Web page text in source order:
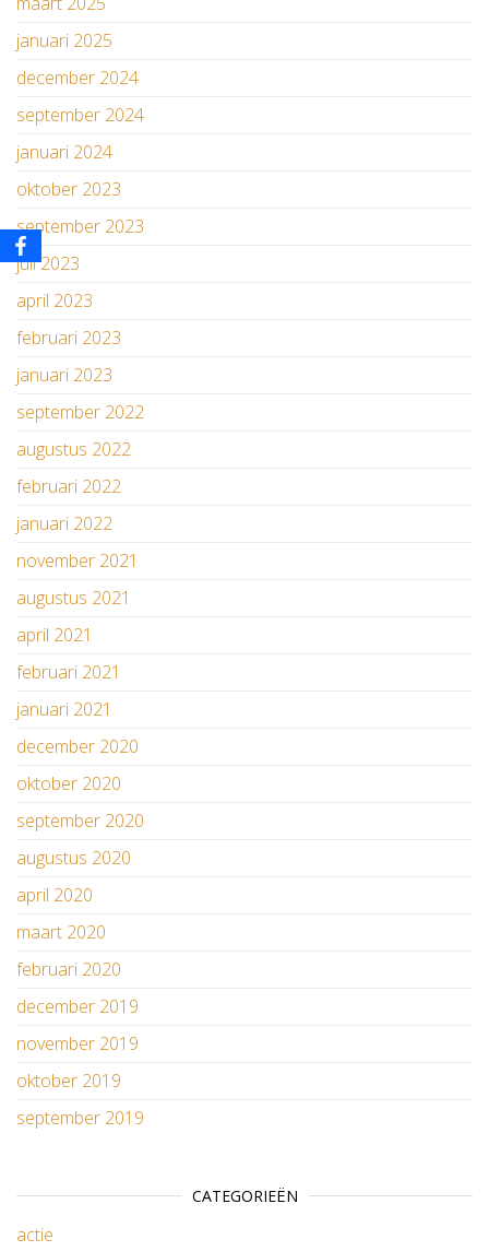
januari 2025
december 2024
september 2024
januari 2024
oktober 2023
september 2023
juli 2023
april 2023
februari 2023
januari 2023
september 2022
augustus 2022
februari 2022
januari 2022
november 2021
augustus 2021
april 2021
februari 2021
januari 2021
december 2020
oktober 2020
september 2020
augustus 2020
april 2020
maart 2020
februari 2020
december 2019
november 2019
oktober 2019
september 2019
CATEGORIEËN
actie